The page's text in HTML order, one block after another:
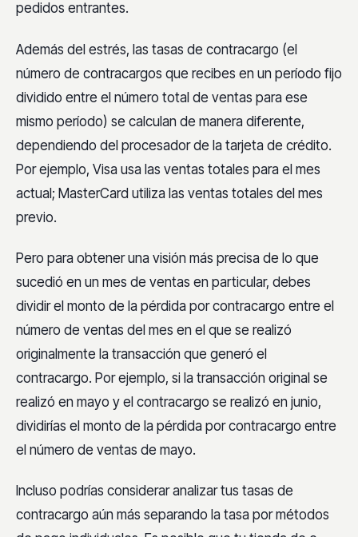
pedidos entrantes.
Además del estrés, las tasas de contracargo (el
número de contracargos que recibes en un período fijo
dividido entre el número total de ventas para ese
mismo período) se calculan de manera diferente,
dependiendo del procesador de la tarjeta de crédito.
Por ejemplo, Visa usa las ventas totales para el mes
actual; MasterCard utiliza las ventas totales del mes
previo.
Pero para obtener una visión más precisa de lo que
sucedió en un mes de ventas en particular, debes
dividir el monto de la pérdida por contracargo entre el
número de ventas del mes en el que se realizó
originalmente la transacción que generó el
contracargo. Por ejemplo, si la transacción original se
realizó en mayo y el contracargo se realizó en junio,
dividirías el monto de la pérdida por contracargo entre
el número de ventas de mayo.
Incluso podrías considerar analizar tus tasas de
contracargo aún más separando la tasa por métodos